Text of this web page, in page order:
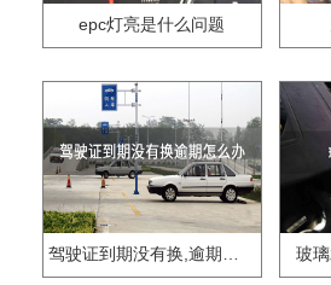
epc灯亮是什么问题
驾驶证到期没有换,逾期怎么办?? 玻